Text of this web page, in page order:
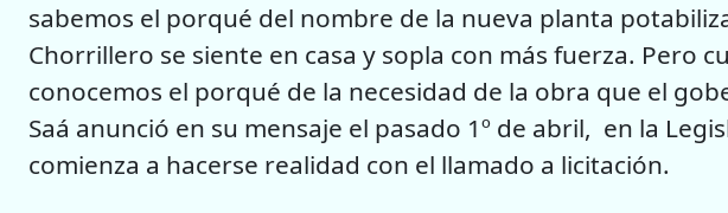
sabemos el porqué del nombre de la nueva planta
Chorrillero se siente en casa y sopla con más fuerza. Pero
conocemos el porqué de la necesidad de la obra que el
Saá anunció en su mensaje el pasado 1º de abril, en la
comienza a hacerse realidad con el llamado a licitación.